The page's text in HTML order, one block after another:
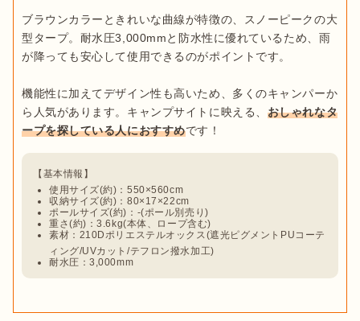
ブラウンカラーときれいな曲線が特徴の、スノーピークの大
型タープ。耐水圧3,000mmと防水性に優れているため、雨
が降っても安心して使用できるのがポイントです。
機能性に加えてデザイン性も高いため、多くのキャンパーか
ら人気があります。キャンプサイトに映える、 おしゃれなタ
ープを探している人におすすめ
使用サイズ(約)：550×560cm
収納サイズ(約)：80×17×22cm
ポールサイズ(約)：-(ポール別売り)
重さ(約)：3.6kg(本体、ロープ含む)
素材：210Dポリエステルオックス(遮光ピグメントPUコーテ
ィング/UVカット/テフロン撥水加工)
耐水圧：3,000mm